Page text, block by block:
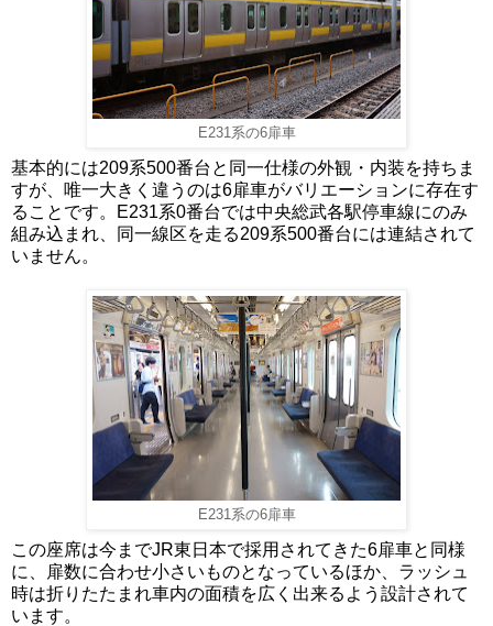
E231系の6扉車
基本的には209系500番台と同一仕様の外観・内装を持ちま
すが、唯一大きく違うのは6扉車がバリエーションに存在す
ることです。E231系0番台では中央総武各駅停車線にのみ
組み込まれ、同一線区を走る209系500番台には連結されて
いません。
E231系の6扉車
この座席は今までJR東日本で採用されてきた6扉車と同様
に、扉数に合わせ小さいものとなっているほか、ラッシュ
時は折りたたまれ車内の面積を広く出来るよう設計されて
います。